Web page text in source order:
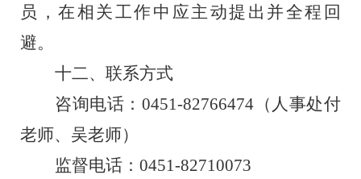
员，在相关工作中应主动提出并全程回
避。
十二、联系方式
咨询电话： 0451-82766474 （ 人事处付
老师、 吴老师）
监督电话： 0451-82710073